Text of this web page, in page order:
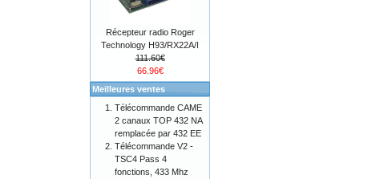
Récepteur radio Roger
Technology H93/RX22A/I
111.60€
66.96€
Meilleures ventes
Télécommande CAME
2 canaux TOP 432 NA
remplacée par 432 EE
Télécommande V2 -
TSC4 Pass 4
fonctions, 433 Mhz